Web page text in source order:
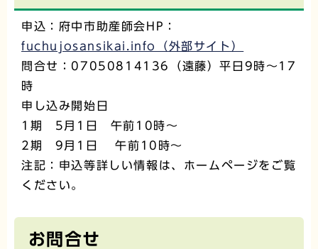
申込：府中市助産師会HP：
fuchujosansikai.info（外部サイト）
問合せ：07050814136（遠藤）平日9時～17
時
申し込み開始日
1期 5月1日 午前10時～
2期 9月1日 午前10時～
注記：申込等詳しい情報は、ホームページをご覧
ください。
お問合せ